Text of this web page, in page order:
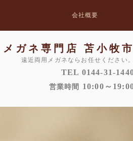
ガネ専門店 苫小牧市
遠近両用メガネならお任せください。
TEL 0144-31-
営業時間 10:00～
会社概要